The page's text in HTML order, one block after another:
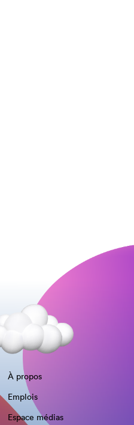
À propos
Emplois
Espace médias